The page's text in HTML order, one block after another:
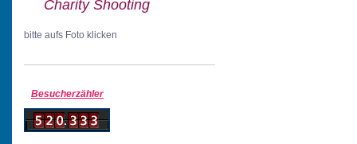
Charity Shooting
bitte aufs Foto klicken
Besucherzähler